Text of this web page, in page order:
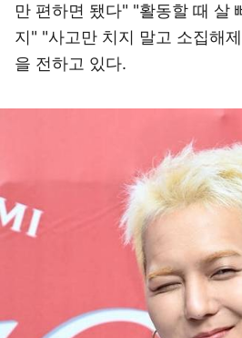
만 편하면 됐다" "활동할 때 살
지" "사고만 치지 말고 소집해
을 전하고 있다.